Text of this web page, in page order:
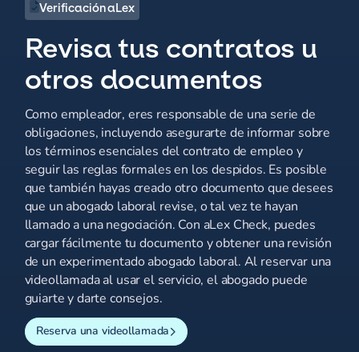
Verificación aLex
Revisa tus contratos u
otros documentos
Como empleador, eres responsable de una serie de
obligaciones, incluyendo asegurarte de informar sobre
los términos esenciales del contrato de empleo y
seguir las reglas formales en los despidos. Es posible
que también hayas creado otro documento que desees
que un abogado laboral revise, o tal vez te hayan
llamado a una negociación. Con aLex Check, puedes
cargar fácilmente tu documento y obtener una revisión
de un experimentado abogado laboral. Al reservar una
videollamada al usar el servicio, el abogado puede
guiarte y darte consejos.
Reserva una videollamada